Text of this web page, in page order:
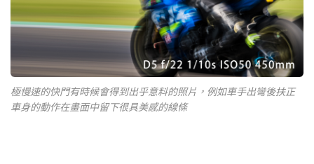
極慢速的快門有時候會得到出乎意料的照片，例如車手出彎後扶正
車身的動作在畫面中留下很具美感的線條